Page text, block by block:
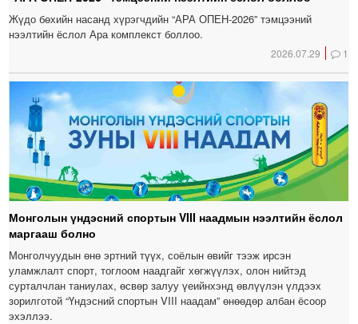
Жүдо бөхийн насанд хүрэгчдийн “АРА ОПЕН-2026” тэмцээний
нээлтийн ёслол Ара комплекст боллоо.
2026.07.29 1
Монголын үндэсний спортын VIII наадмын нээлтийн ёслол
маргааш болно
Монголчуудын өнө эртний түүх, соёлын өвийг тээж ирсэн
уламжлалт спорт, тоглоом наадгайг хөгжүүлэх, олон нийтэд
сурталчлан таниулах, өсвөр залуу үеийнхэнд өвлүүлэн үлдээх
зорилготой “Үндэсний спортын VIII наадам” өнөөдөр албан ёсоор
эхэллээ.